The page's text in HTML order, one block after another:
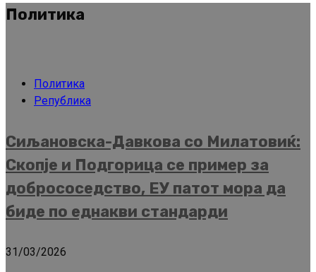
Политика
Политика
Република
Сиљановска-Давкова со Милатовиќ:
Скопје и Подгорица се пример за
добрососедство, ЕУ патот мора да
биде по еднакви стандарди
31/03/2026